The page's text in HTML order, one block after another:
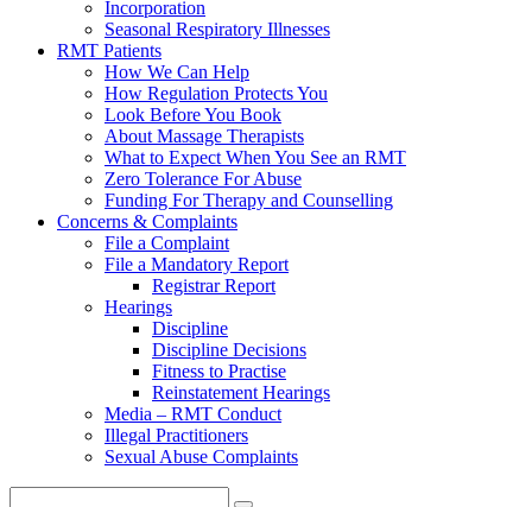
Incorporation
Seasonal Respiratory Illnesses
RMT Patients
How We Can Help
How Regulation Protects You
Look Before You Book
About Massage Therapists
What to Expect When You See an RMT
Zero Tolerance For Abuse
Funding For Therapy and Counselling
Concerns & Complaints
File a Complaint
File a Mandatory Report
Registrar Report
Hearings
Discipline
Discipline Decisions
Fitness to Practise
Reinstatement Hearings
Media – RMT Conduct
Illegal Practitioners
Sexual Abuse Complaints